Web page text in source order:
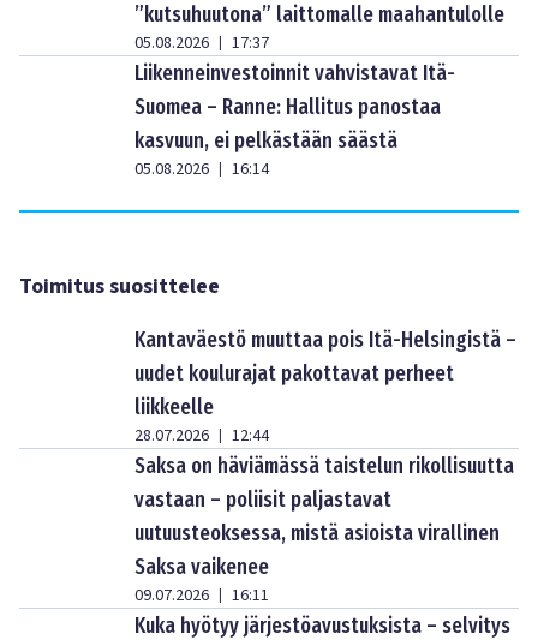
”kutsuhuutona” laittomalle maahantulolle
05.08.2026 | 17:37
Liikenneinvestoinnit vahvistavat Itä-
Suomea – Ranne: Hallitus panostaa
kasvuun, ei pelkästään säästä
05.08.2026 | 16:14
Toimitus suosittelee
Kantaväestö muuttaa pois Itä-Helsingistä –
uudet koulurajat pakottavat perheet
liikkeelle
28.07.2026 | 12:44
Saksa on häviämässä taistelun rikollisuutta
vastaan – poliisit paljastavat
uutuusteoksessa, mistä asioista virallinen
Saksa vaikenee
09.07.2026 | 16:11
Kuka hyötyy järjestöavustuksista – selvitys